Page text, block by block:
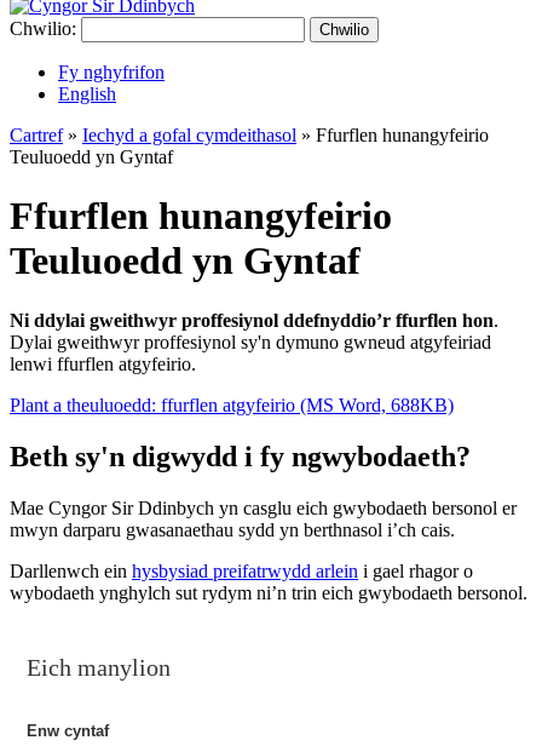
Chwilio: Chwilio
Fy nghyfrifon
English
Cartref» Iechyd a gofal cymdeithasol » Ffurflen hunangyfeirio
Teuluoedd yn Gyntaf
Ffurflen hunangyfeirio
Teuluoedd yn Gyntaf
Ni ddylai gweithwyr proffesiynol ddefnyddio’r ffurflen hon.
Dylai gweithwyr proffesiynol sy'n dymuno gwneud atgyfeiriad
lenwi ffurflen atgyfeirio.
Plant a theuluoedd: ffurflen atgyfeirio (MS Word, 688KB)
Beth sy'n digwydd i fy ngwybodaeth?
Mae Cyngor Sir Ddinbych yn casglu eich gwybodaeth bersonol er
mwyn darparu gwasanaethau sydd yn berthnasol i’ch cais.
Darllenwch ein hysbysiad preifatrwydd arlein i gael rhagor o
wybodaeth ynghylch sut rydym ni’n trin eich gwybodaeth bersonol.
Eich manylion
Enw cyntaf